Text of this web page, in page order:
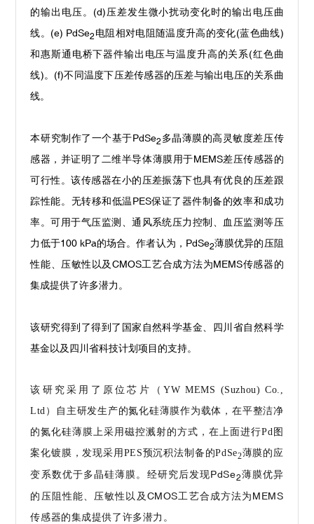
的输出电压。 (d)压差发生微小扰动变化时的输出电压曲
线。 (e) PdSe2电阻相对电阻随温度升高的变化(蓝色曲线)
和惠斯通电桥下器件输出电压与温度升高的关系(红色曲
线)。 (f)不同温度下压差传感器的压差与输出电压的关系曲
线。
本研究制作了一个基于PdSe2多晶薄膜的高灵敏度差压传
感器，并证明了二维半导体薄膜用于MEMS差压传感器的
可行性。该传感器在小的压差振荡下也具有优良的压差跟
踪性能。无转移和低温PES保证了器件制备的效率和成功
率。可用于气压监测、通风系统压力控制、血压监测等压
力低于100 kPa的场合。作者认为， PdSe2薄膜优异的压阻
性能、压敏性以及CMOS工艺合成方法为MEMS传感器的
集成提供了许多潜力。
该研究得到了得到了国家自然科学基金、四川省自然科学
基金以及四川省科技计划项目的支持。
该研究采用了原位芯片（YW MEMS (Suzhou) Co.,
Ltd）自主研发生产的氮化硅薄膜作为载体，在平整洁净
的氮化硅薄膜上采用磁控溅射的方式，在上面进行Pd图
案化镀膜，发现采用PES预沉积法制备的PdSe2薄膜的 应
变系数优于多晶硅薄膜。经研究后发现PdSe2薄膜优异
的压阻性能、压敏性以及CMOS工艺合成方法为MEMS
传感器的集成提供了许多潜力。